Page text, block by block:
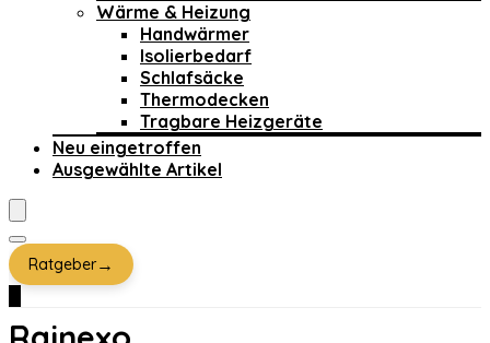
Wärme & Heizung
Handwärmer
Isolierbedarf
Schlafsäcke
Thermodecken
Tragbare Heizgeräte
Neu eingetroffen
Ausgewählte Artikel
Ratgeber→